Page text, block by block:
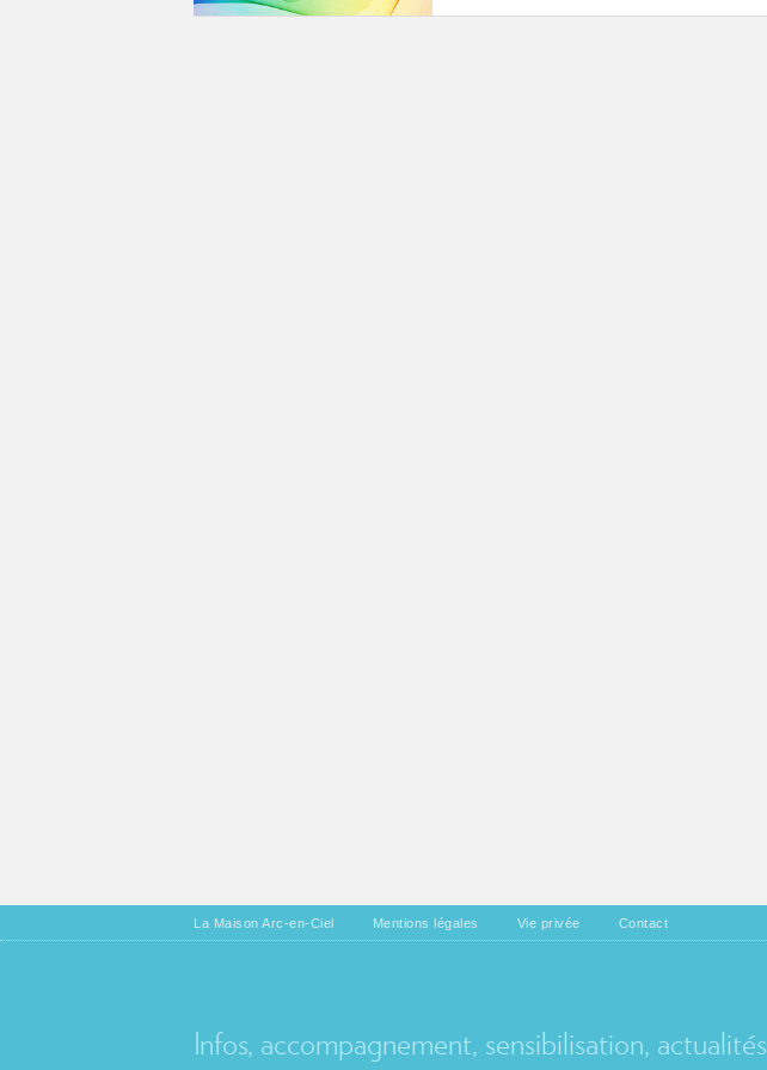
La Maison Arc-en-Ciel Mentions légales Vie privée Contact
Infos, accompagnement, sensibilisation, actualités